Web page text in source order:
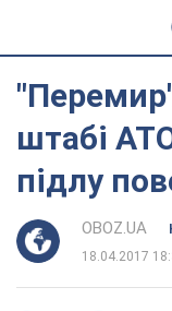
штабі
підлу
OBOZ.UA
18.04.2017